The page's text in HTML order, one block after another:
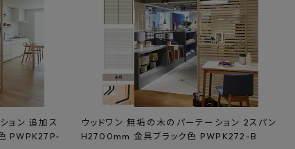
ョン 追加ス
PWPK27P-
ウッドワン 無垢の木のパーテーション 2スパン
H2700mm 金具ブラック色 PWPK272-B